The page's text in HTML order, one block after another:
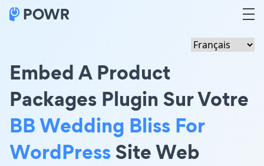
Embed A Product
Packages Plugin Sur Votre
BB Wedding Bliss For
WordPressSite Web